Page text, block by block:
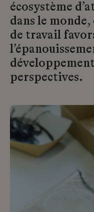
écosystème
dans le
de travail
perspectives.